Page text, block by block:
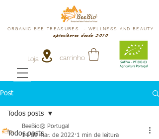
ORGANIC BEE TREASURES - WELLNESS AND BEAUTY
apicultores desde 2010
carrinho
Loja
Post
Todos posts
Todos posts
BeeBio® Portugal
14 de mar. de 2022 1 min de leitura